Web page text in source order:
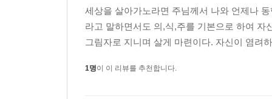
세상을 살아가노라면 주님께서 나와 언제나
라고 말하면서도 의,식,주를 기본으로 하여
그림자로 지니며 살게 마련이다. 자신이 염려
1명이 이 리뷰를 추천합니다.